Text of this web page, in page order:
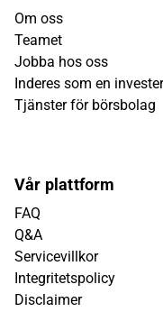
Om oss
Teamet
Jobba hos oss
Inderes som en
Tjänster för börsbolag
Vår plattform
FAQ
Q&A
Servicevillkor
Integritetspolicy
Disclaimer